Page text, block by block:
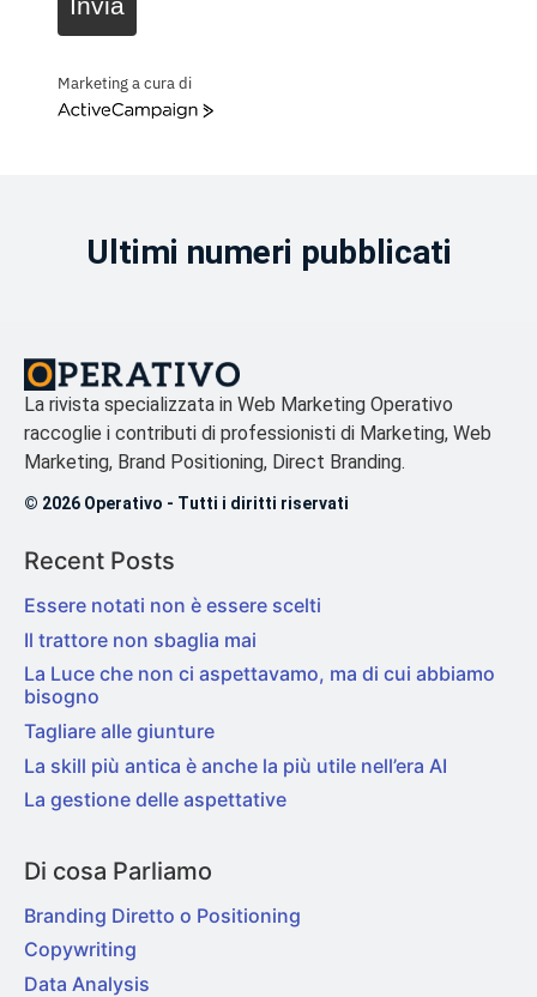
Marketing a cura di
ActiveCampaign
Ultimi numeri pubblicati
La rivista specializzata in Web Marketing Operativo
raccoglie i contributi di professionisti di Marketing, Web
Marketing, Brand Positioning, Direct Branding.
© 2026 Operativo - Tutti i diritti riservati
Recent Posts
Essere notati non è essere scelti
Il trattore non sbaglia mai
La Luce che non ci aspettavamo, ma di cui abbiamo
bisogno
Tagliare alle giunture
La skill più antica è anche la più utile nell’era AI
La gestione delle aspettative
Di cosa Parliamo
Branding Diretto o Positioning
Copywriting
Data Analysis